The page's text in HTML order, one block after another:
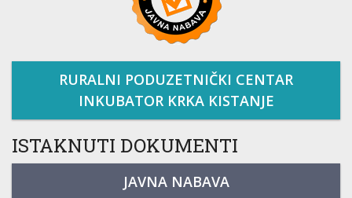
RURALNI PODUZETNIČKI CENTAR
INKUBATOR KRKA KISTANJE
ISTAKNUTI DOKUMENTI
JAVNA NABAVA